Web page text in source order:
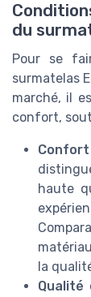
du
Pour se
surmatelas
marché, il
confort,
haute
la
Qualité